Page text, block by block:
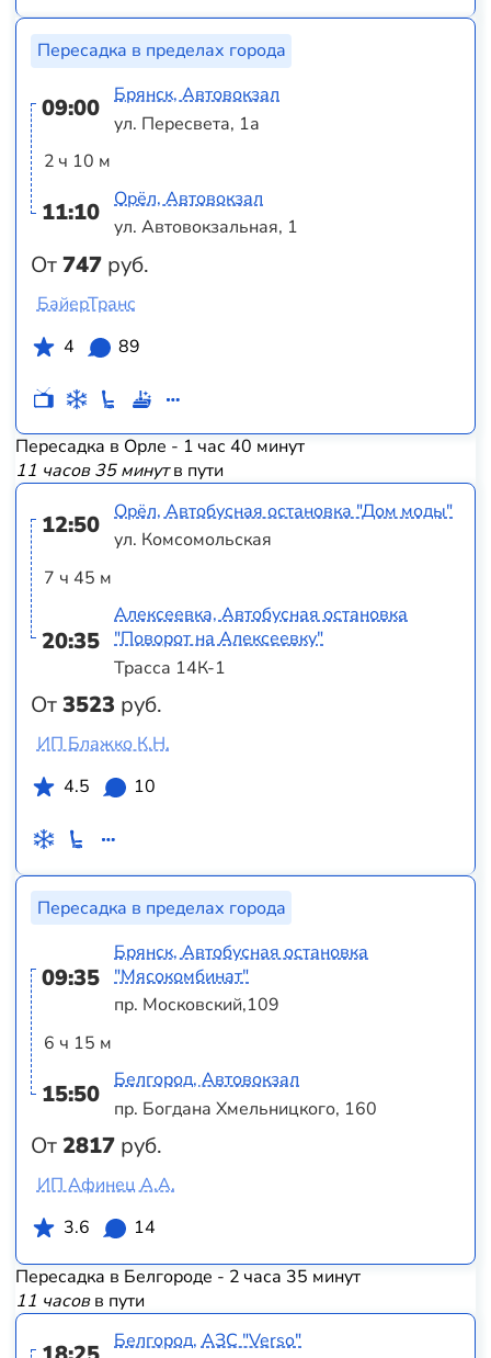
Пересадка в пределах города
09:00
2 ч 10 м
11:10
От747 руб.
Брянск, Автовокзал
ул. Пересвета, 1а
Орёл, Автовокзал
ул. Автовокзальная, 1
БайерТранс
4
89
Пересадка в Орле - 1 час 40 минут
11 часов 35 минутв пути
12:50
7 ч 45 м
20:35
От3523 руб.
Орёл, Автобусная остановка "Дом моды"
ул. Комсомольская
Алексеевка, Автобусная остановка
"Поворот на Алексеевку"
Трасса 14К-1
ИП Блажко К.Н.
4.5
10
Пересадка в пределах города
09:35
6 ч 15 м
15:50
От2817 руб.
Брянск, Автобусная остановка
"Мясокомбинат"
пр. Московский,109
Белгород, Автовокзал
пр. Богдана Хмельницкого, 160
ИП Афинец А.А.
3.6
14
Пересадка в Белгороде - 2 часа 35 минут
11 часовв пути
Белгород, АЗС "Verso"